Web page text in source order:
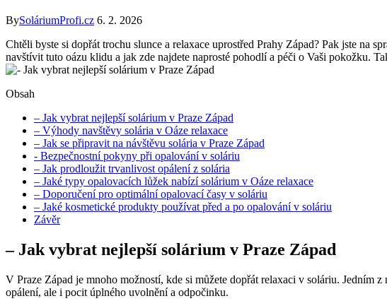
BySoláriumProfi.cz 6. 2. 2026
Chtěli byste si dopřát trochu slunce a relaxace uprostřed‌ Prahy Západ? Pak jste‍ na
navštívit tuto oázu‌ klidu ‍a⁢ jak zde⁢ najdete naprosté pohodlí​ a péči o Vaši pokožku.
Obsah
– Jak ‌vybrat nejlepší⁤ solárium⁢ v Praze Západ
– Výhody navštěvy solária‌ v Oáze relaxace
– Jak se připravit na návštěvu solária v Praze Západ
-‍ Bezpečnostní pokyny při opalování v soláriu
– Jak prodloužit trvanlivost opálení‌ z solária
– Jaké typy opalovacích lůžek nabízí solárium v Oáze⁣ relaxace
– Doporučení pro optimální opalovací⁤ časy v soláriu
– Jaké ⁤kosmetické produkty používat​ před a po opalování v soláriu
Závěr
– Jak ‌vybrat nejlepší⁤ solárium⁢ v Praze Západ
V Praze Západ je mnoho⁣ možností, kde si můžete dopřát relaxaci v soláriu. Jedním
opálení, ale i pocit úplného uvolnění⁤ a odpočinku.